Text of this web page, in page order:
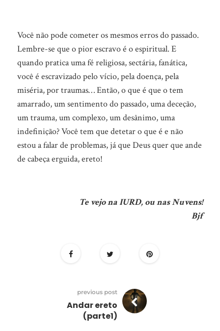
Você não pode cometer os mesmos erros do passado.
Lembre-se que o pior escravo é o espiritual. E
quando pratica uma fé religiosa, sectária, fanática,
você é escravizado pelo vício, pela doença, pela
miséria, por traumas… Então, o que é que o tem
amarrado, um sentimento do passado, uma deceção,
um trauma, um complexo, um desânimo, uma
indefinição? Você tem que detetar o que é e não
estou a falar de problemas, já que Deus quer que ande
de cabeça erguida, ereto!
Te vejo na IURD, ou nas Nuvens!
Bjf
previous post
Andar ereto
(parte1)